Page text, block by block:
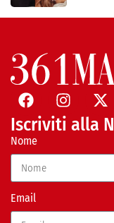
Iscriviti alla
Nome
Email